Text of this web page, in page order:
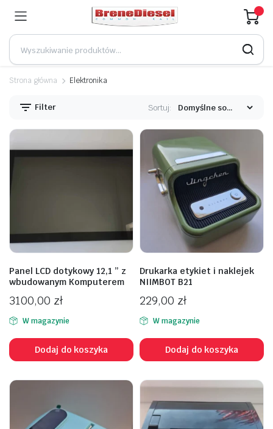
Strona główna Elektronika
Filter Sortuj:
Panel LCD dotykowy 12,1 ” z
wbudowanym Komputerem
3100,00 zł
W magazynie
Dodaj do koszyka
Drukarka etykiet i naklejek
NIIMBOT B21
229,00 zł
W magazynie
Dodaj do koszyka